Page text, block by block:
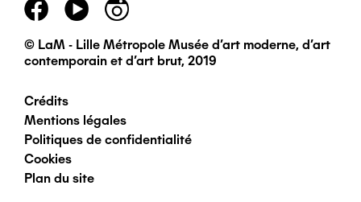
principal
© LaM - Lille Métropole Musée d'art moderne, d'art
contemporain et d'art brut, 2019
Pied
de
page
Crédits
Mentions légales
Politiques de confidentialité
Cookies
Plan du site